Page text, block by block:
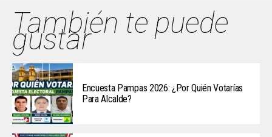
También te puede
gustar
Encuesta Pampas 2026: ¿Por Quién Votarías
Para Alcalde?